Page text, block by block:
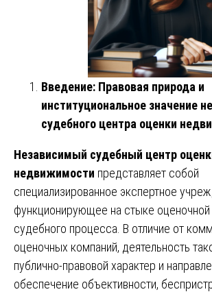
Введение: Правовая природа и
институциональное значение
судебного центра оценки
Независимый судебный центр
недвижимости представляет собой
специализированное экспертное
функционирующее на стыке оценочной
судебного процесса. В отличие от
оценочных компаний, деятельность
публично-правовой характер и
обеспечение объективности,